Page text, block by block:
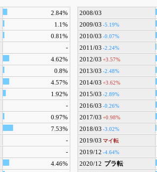
2.84%
1.1%
0.81%
-
4.62%
0.8%
4.57%
1.92%
-
0.97%
7.53%
-
-
4.46%
2008/03
2009/03 -5.19%
2010/03 -0.07%
2011/03 -2.24%
2012/03 +3.57%
2013/03 -2.48%
2014/03 +3.62%
2015/03 -2.89%
2016/03 -0.26%
2017/03 +0.98%
2018/03 -3.02%
2019/03 マイ転
2019/12 -4.64%
2020/12 プラ転